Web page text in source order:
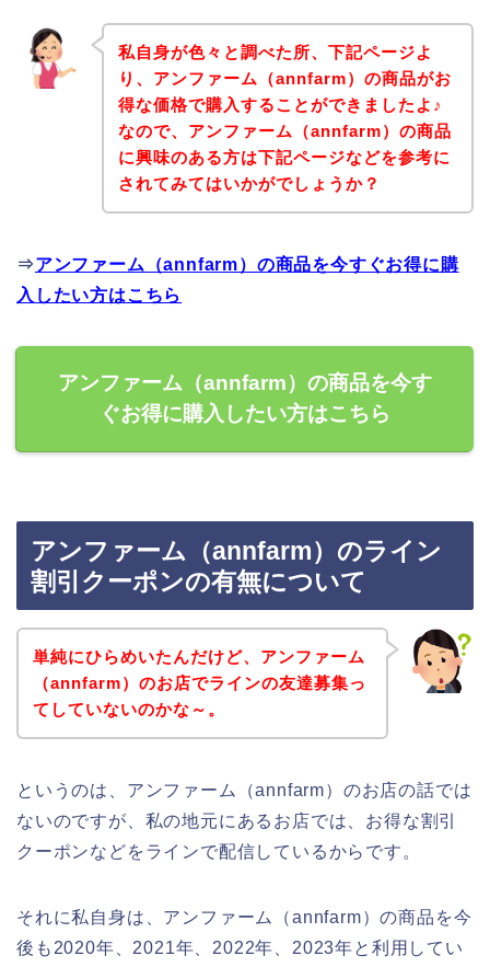
私自身が色々と調べた所、下記ページよ
り、アンファーム（annfarm）の商品がお
得な価格で購入することができましたよ♪
なので、アンファーム（annfarm）の商品
に興味のある方は下記ページなどを参考に
されてみてはいかがでしょうか？
⇒アンファーム（annfarm）の商品を今すぐお得に購
入したい方はこちら
アンファーム（annfarm）の商品を今す
ぐお得に購入したい方はこちら
アンファーム（annfarm）のライン
割引クーポンの有無について
単純にひらめいたんだけど、アンファーム
（annfarm）のお店でラインの友達募集っ
てしていないのかな～。
というのは、アンファーム（annfarm）のお店の話では
ないのですが、私の地元にあるお店では、お得な割引
クーポンなどをラインで配信しているからです。
それに私自身は、アンファーム（annfarm）の商品を今
後も2020年、2021年、2022年、2023年と利用してい